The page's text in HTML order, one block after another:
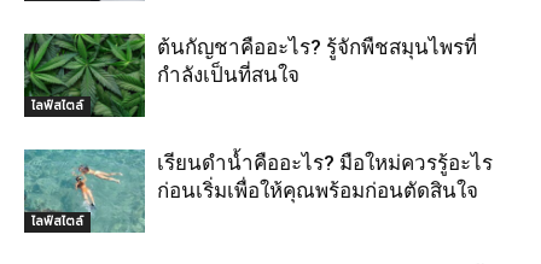
ไลฟ์สไตล์
ต้นกัญชาคืออะไร? รู้จักพืชสมุนไพรที่
กำลังเป็นที่สนใจ
ไลฟ์สไตล์
เรียนดำน้ำคืออะไร? มือใหม่ควรรู้อะไร
ก่อนเริ่มเพื่อให้คุณพร้อมก่อนตัดสินใจ